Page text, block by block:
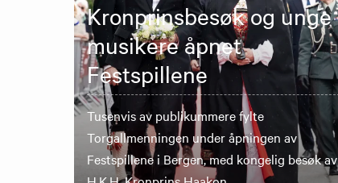
Kronprinsbesøk og unge
musikere åpnet
Festspillene
Tusenvis av publikummere fylte
Torgallmenningen under åpningen av
Festspillene i Bergen, med kongelig besøk av